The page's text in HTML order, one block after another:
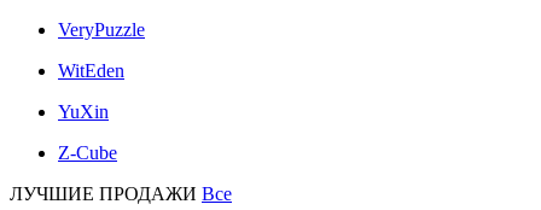
VeryPuzzle
WitEden
YuXin
Z-Cube
ЛУЧШИЕ ПРОДАЖИ Все